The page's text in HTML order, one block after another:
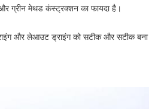
ग्रीन मेथड कंस्ट्रक्शन का फायदा है।
और लेआउट ड्राइंग को सटीक और सटीक बना